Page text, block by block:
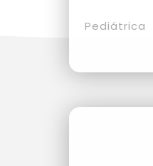
Pediátrica